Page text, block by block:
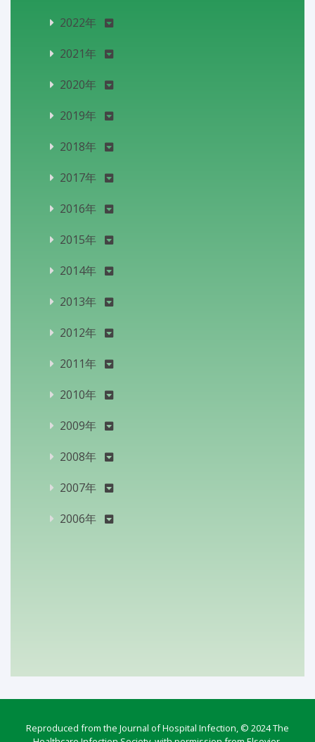
2022年
2021年
2020年
2019年
2018年
2017年
2016年
2015年
2014年
2013年
2012年
2011年
2010年
2009年
2008年
2007年
2006年
Reproduced from the Journal of Hospital Infection, © 2024 The